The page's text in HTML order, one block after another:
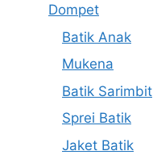
Dompet
Batik Anak
Mukena
Batik Sarimbit
Sprei Batik
Jaket Batik